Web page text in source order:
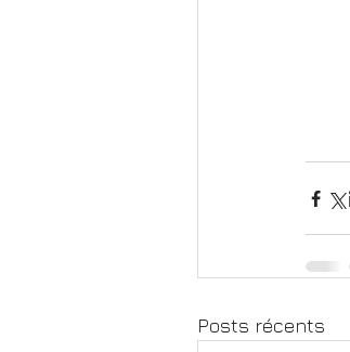
Posts récents